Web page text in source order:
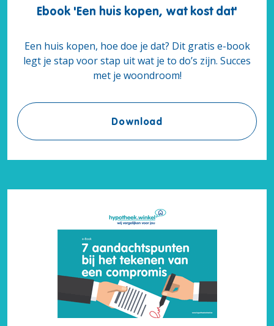
Ebook 'Een huis kopen, wat kost dat'
Een huis kopen, hoe doe je dat? Dit gratis e-book
legt je stap voor stap uit wat je to do’s zijn. Succes
met je woondroom!
DownloadEbook 'Een huis